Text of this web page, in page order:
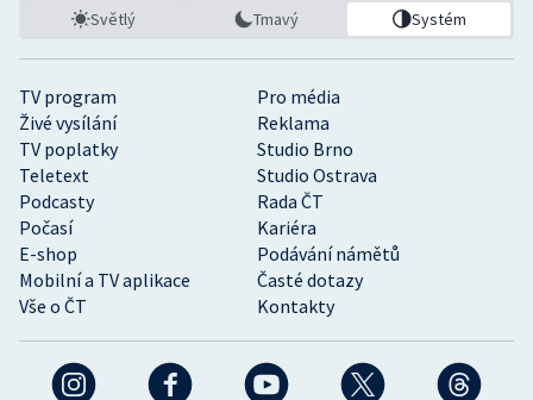
TV program
Pro média
Živé vysílání
Reklama
TV poplatky
Studio Brno
Teletext
Studio Ostrava
Podcasty
Rada ČT
Počasí
Kariéra
E-shop
Podávání námětů
Mobilní a TV aplikace
Časté dotazy
Vše o ČT
Kontakty
Světlý Tmavý Systém